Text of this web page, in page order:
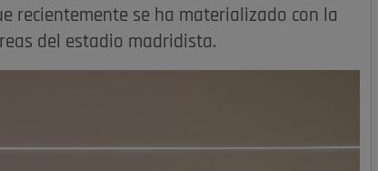
recientemente se ha materializado con la
del estadio madridista.